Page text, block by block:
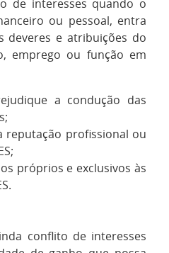
de interesses quando o
ou pessoal, entra
deveres e atribuições do
emprego ou função em
a condução das
reputação profissional ou
próprios e exclusivos às
conflito de interesses